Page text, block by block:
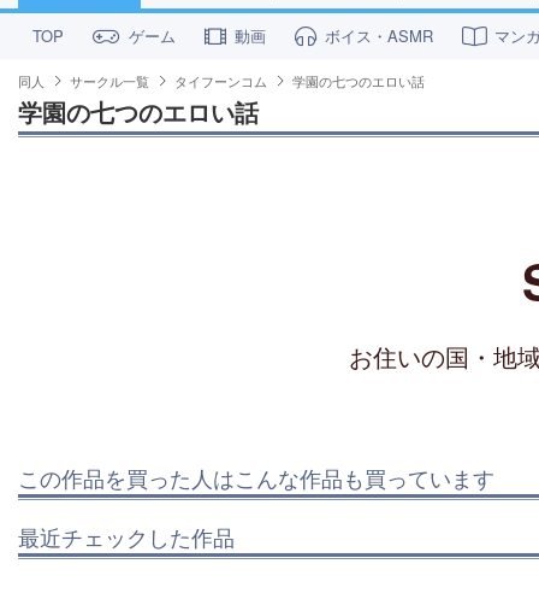
TOP ゲーム 動画 ボイス・ASMR マン
同人 サークル一覧 タイフーンコム 学園の七つのエロい話
学園の七つのエロい話
お住いの国・地
この作品を買った人はこんな作品も買っています
最近チェックした作品